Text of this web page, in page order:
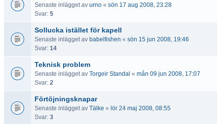
Senaste inlägget av urno « sön 17 aug 2008, 23:28
Svar: 5
Sollucka istället för kapell
Senaste inlägget av babelfishen « sön 15 jun 2008, 19:46
Svar: 14
Teknisk problem
Senaste inlägget av Torgeir Standal « mån 09 jun 2008, 17:07
Svar: 2
Förtöjningsknapar
Senaste inlägget av Tälke « lör 24 maj 2008, 08:55
Svar: 3